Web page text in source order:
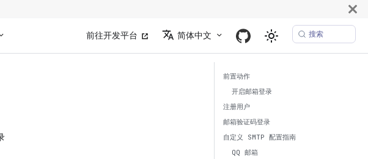
前往开发平台 简体中文 搜索
前置动作
开启邮箱登录
注册用户
邮箱验证码登录
自定义 SMTP 配置指南
QQ 邮箱